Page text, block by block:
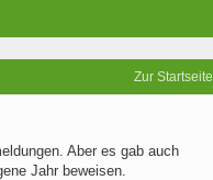
Zur Startseite
Aber es gab auch
Jahr beweisen.